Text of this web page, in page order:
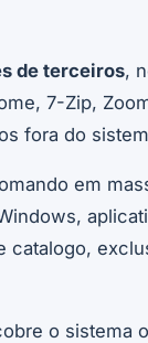
de terceiros,
7-Zip,
fora do
em
catalogo,
o sistema